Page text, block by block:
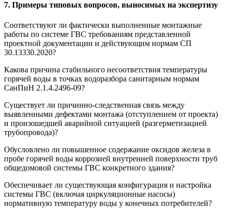
7. Примеры типовых вопросов, выносимых на экспертизу
Соответствуют ли фактически выполненные монтажные
работы по системе ГВС требованиям представленной
проектной документации и действующим нормам СП
30.13330.2020?
Какова причина стабильного несоответствия температуры
горячей воды в точках водоразбора санитарным нормам
СанПиН 2.1.4.2496-09?
Существует ли причинно-следственная связь между
выявленными дефектами монтажа (отступлением от проекта)
и произошедшей аварийной ситуацией (разгерметизацией
трубопровода)?
Обусловлено ли повышенное содержание оксидов железа в
пробе горячей воды коррозией внутренней поверхности труб
общедомовой системы ГВС конкретного здания?
Обеспечивает ли существующая конфигурация и настройка
системы ГВС (включая циркуляционные насосы)
нормативную температуру воды у конечных потребителей?